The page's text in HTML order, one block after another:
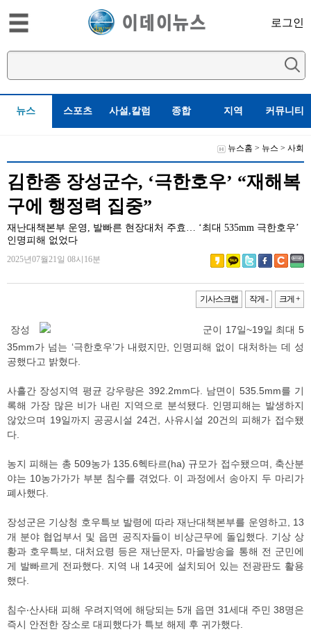
로그인
뉴스 스포츠 사설,칼럼 종합 지역 커뮤니티
뉴스홈 > 뉴스 > 사회
김한종 장성군수, ‘극한호우’ “재해복
구에 행정력 집중”
재난대책본부 운영, 발빠른 현장대처 주효… ‘최대 535mm 극한호우’
인명피해 없었다
2025년07월21일 08시16분
기사스크랩 작게 - 크게 +
장성
군이 17일~19일 최대 5
35mm가 넘는 ‘극한호우’가 내렸지만, 인명피해 없이 대처하는 데 성
공했다고 밝혔다.
사흘간 장성지역 평균 강우량은 392.2mm다. 남면이 535.5mm를 기
록해 가장 많은 비가 내린 지역으로 분석됐다. 인명피해는 발생하지
않았으며 19일까지 공공시설 24건, 사유시설 20건의 피해가 접수됐
다.
농지 피해는 총 509농가 135.6헥타르(ha) 규모가 접수됐으며, 축산분
야는 10농가가가 부분 침수를 겪었다. 이 과정에서 송아지 두 마리가
폐사했다.
장성군은 기상청 호우특보 발령에 따라 재난대책본부를 운영하고, 13
개 분야 협업부서 및 읍면 공직자들이 비상근무에 돌입했다. 기상 상
황과 호우특보, 대처요령 등은 재난문자, 마을방송을 통해 전 군민에
게 발빠르게 전파했다. 지역 내 14곳에 설치되어 있는 전광판도 활용
했다.
침수‧산사태 피해 우려지역에 해당되는 5개 읍면 31세대 주민 38명은
즉시 안전한 장소로 대피했다가 특보 해제 후 귀가했다.